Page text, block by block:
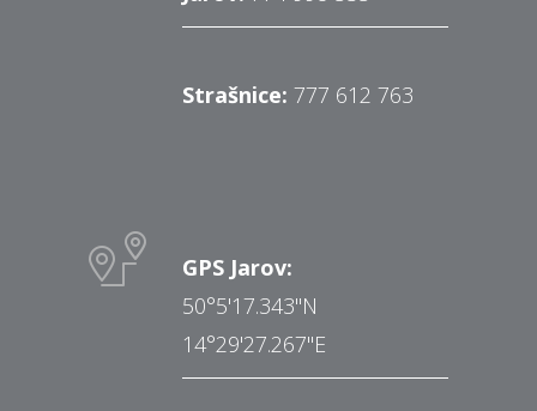
Strašnice: 777 612 763
GPS Jarov:
50°5'17.343"N
14°29'27.267"E